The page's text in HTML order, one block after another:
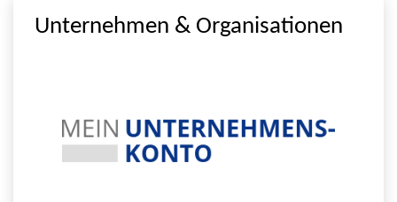
Unternehmen & Organisationen